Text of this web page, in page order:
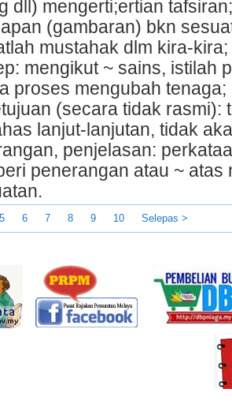
dll) mengerti;ertian
(gambar­an) bkn
mustahak dlm kira-
mengikut ~ sains, istilah
proses mengubah
(secara tidak rasmi):
lanjut-lanjutan, tidak
penjelasan:
penerangan atau ~
5 6 7 8 9 10 Selepas >